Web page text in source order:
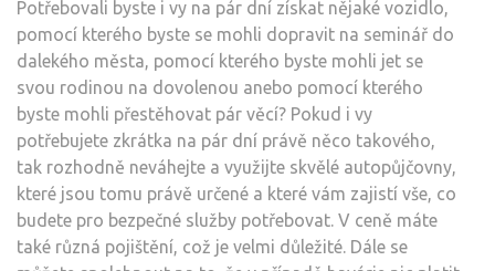
Potřebovali byste i vy na pár dní získat nějaké vozidlo,
pomocí kterého byste se mohli dopravit na seminář do
dalekého města, pomocí kterého byste mohli jet se
svou rodinou na dovolenou anebo pomocí kterého
byste mohli přestěhovat pár věcí? Pokud i vy
potřebujete zkrátka na pár dní právě něco takového,
tak rozhodně neváhejte a využijte skvělé autopůjčovny,
které jsou tomu právě určené a které vám zajistí vše, co
budete pro bezpečné služby potřebovat. V ceně máte
také různá pojištění, což je velmi důležité. Dále se